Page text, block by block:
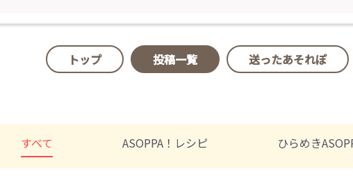
トップ 投稿一覧 送ったあそれぽ
すべて ASOPPA！レシピ ひらめき